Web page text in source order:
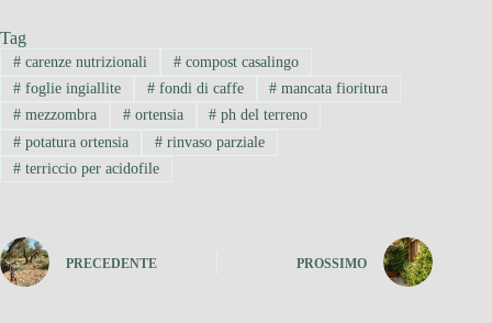
Tag
#carenze nutrizionali #compost casalingo
#foglie ingiallite #fondi di caffe # mancata fioritura
#mezzombra #ortensia # ph del terreno
#potatura ortensia #rinvaso parziale
#terriccio per acidofile
PRECEDENTE PROSSIMO